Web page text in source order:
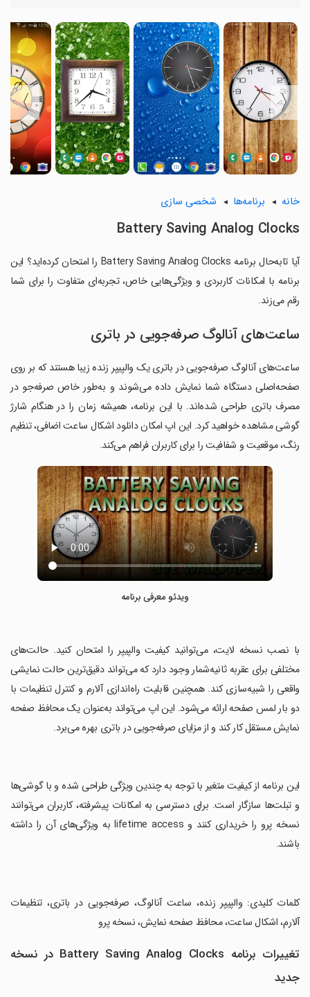
〈
〉
خانه برنامه‌ها شخصی سازی
Battery Saving Analog Clocks
آیا تابه‌حال برنامه Battery Saving Analog Clocks را امتحان کرده‌اید؟ این
برنامه با امکانات کاربردی و ویژگی‌هایی خاص، تجربه‌ای متفاوت را برای شما
رقم می‌زند.
ساعت‌های آنالوگ صرفه‌جویی در باتری
ساعت‌های آنالوگ صرفه‌جویی در باتری یک والپیپر زنده زیبا هستند که بر روی
صفحه‌اصلی دستگاه شما نمایش داده می‌شوند و به‌طور خاص صرفه‌جو در
مصرف باتری طراحی شده‌اند. با این برنامه، همیشه زمان را در هنگام شارژ
گوشی مشاهده خواهید کرد. این اپ امکان دانلود اشکال ساعت اضافی، تنظیم
رنگ، موقعیت و شفافیت را برای کاربران فراهم می‌کند.
ویدئو معرفی برنامه
‏با نصب نسخه لایت، می‌توانید کیفیت والپیپر را امتحان کنید. حالت‌های
مختلفی برای عقربه ثانیه‌شمار وجود دارد که می‌تواند دقیق‌ترین حالت نمایشی
واقعی را شبیه‌سازی کند. همچنین قابلیت راه‌اندازی آلارم و کنترل تنظیمات با
دو بار لمس صفحه ارائه می‌شود. این اپ می‌تواند به‌عنوان یک محافظ صفحه
نمایش مستقل کار کند و از مزایای صرفه‌جویی در باتری بهره می‌برد.
‏این برنامه از کیفیت متغیر با توجه به چندین ویژگی طراحی شده و با گوشی‌ها
و تبلت‌ها سازگار است. برای دسترسی به امکانات پیشرفته، کاربران می‌توانند
نسخه پرو را خریداری کنند و lifetime access به ویژگی‌های آن را داشته
باشند.
‏کلمات کلیدی: والپیپر زنده، ساعت آنالوگ، صرفه‌جویی در باتری، تنظیمات
آلارم، اشکال ساعت، محافظ صفحه نمایش، نسخه پرو
تغییرات برنامه Battery Saving Analog Clocks در نسخه
جدید